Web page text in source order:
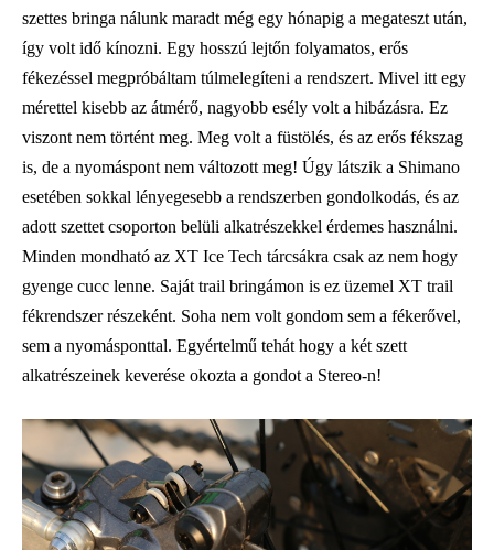
szettes bringa nálunk maradt még egy hónapig a megateszt után,
így volt idő kínozni. Egy hosszú lejtőn folyamatos, erős
fékezéssel megpróbáltam túlmelegíteni a rendszert. Mivel itt egy
mérettel kisebb az átmérő, nagyobb esély volt a hibázásra. Ez
viszont nem történt meg. Meg volt a füstölés, és az erős fékszag
is, de a nyomáspont nem változott meg! Úgy látszik a Shimano
esetében sokkal lényegesebb a rendszerben gondolkodás, és az
adott szettet csoporton belüli alkatrészekkel érdemes használni.
Minden mondható az XT Ice Tech tárcsákra csak az nem hogy
gyenge cucc lenne. Saját trail bringámon is ez üzemel XT trail
fékrendszer részeként. Soha nem volt gondom sem a fékerővel,
sem a nyomásponttal. Egyértelmű tehát hogy a két szett
alkatrészeinek keverése okozta a gondot a Stereo-n!